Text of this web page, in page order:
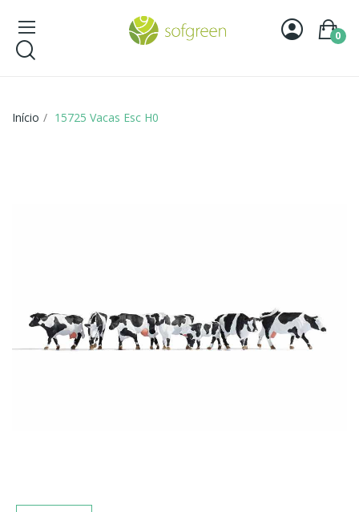
0
Início 15725 Vacas Esc H0